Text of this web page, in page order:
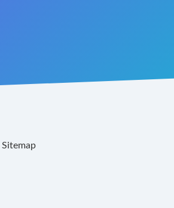
Sitemap